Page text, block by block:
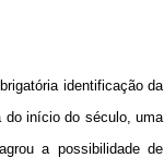
identificação da
do início do século, uma
a possibilidade de